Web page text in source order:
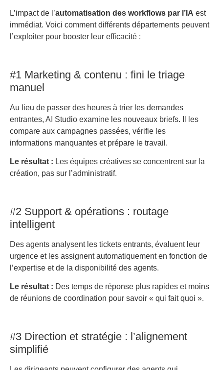
L’impact de l’automatisation des workflows par l’IA est
immédiat. Voici comment différents départements peuvent
l’exploiter pour booster leur efficacité :
#1 Marketing & contenu : fini le triage
manuel
Au lieu de passer des heures à trier les demandes
entrantes, AI Studio examine les nouveaux briefs. Il les
compare aux campagnes passées, vérifie les
informations manquantes et prépare le travail.
Le résultat : Les équipes créatives se concentrent sur la
création, pas sur l’administratif.
#2 Support & opérations : routage
intelligent
Des agents analysent les tickets entrants, évaluent leur
urgence et les assignent automatiquement en fonction de
l’expertise et de la disponibilité des agents.
Le résultat : Des temps de réponse plus rapides et moins
de réunions de coordination pour savoir « qui fait quoi ».
#3 Direction et stratégie : l’alignement
simplifié